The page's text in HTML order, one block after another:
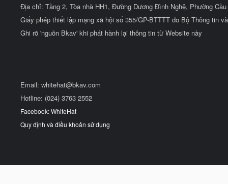
Địa chỉ: Tầng 2, Tòa nhà HH1, Đường Dương Đình Nghệ, Phường
Giấy phép thiết lập mạng xã hội số 355/GP-BTTTT do Bộ Thông tin
Ghi rõ 'nguồn Bkav' khi phát hành lại thông tin từ Website này
Email: whitehat@bkav.com
Hotline: (024) 3763 2552
Facebook: WhiteHat
Quy định và điều khoản sử dụng